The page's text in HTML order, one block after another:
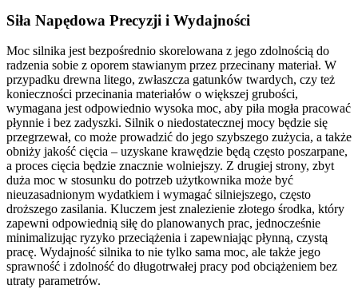
Siła Napędowa Precyzji i Wydajności
Moc silnika jest bezpośrednio skorelowana z jego zdolnością do
radzenia sobie z oporem stawianym przez przecinany materiał. W
przypadku drewna litego, zwłaszcza gatunków twardych, czy też
konieczności przecinania materiałów o większej grubości,
wymagana jest odpowiednio wysoka moc, aby piła mogła pracować
płynnie i bez zadyszki. Silnik o niedostatecznej mocy będzie się
przegrzewał, co może prowadzić do jego szybszego zużycia, a także
obniży jakość cięcia – uzyskane krawędzie będą często poszarpane,
a proces cięcia będzie znacznie wolniejszy. Z drugiej strony, zbyt
duża moc w stosunku do potrzeb użytkownika może być
nieuzasadnionym wydatkiem i wymagać silniejszego, często
droższego zasilania. Kluczem jest znalezienie złotego środka, który
zapewni odpowiednią siłę do planowanych prac, jednocześnie
minimalizując ryzyko przeciążenia i zapewniając płynną, czystą
pracę. Wydajność silnika to nie tylko sama moc, ale także jego
sprawność i zdolność do długotrwałej pracy pod obciążeniem bez
utraty parametrów.